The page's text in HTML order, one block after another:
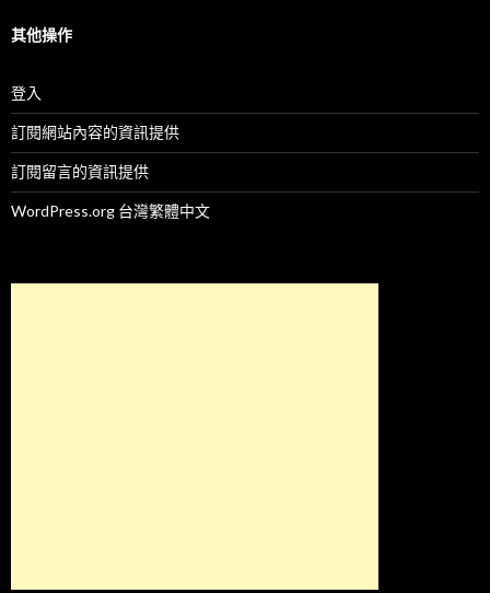
其他操作
登入
訂閱網站內容的資訊提供
訂閱留言的資訊提供
WordPress.org 台灣繁體中文